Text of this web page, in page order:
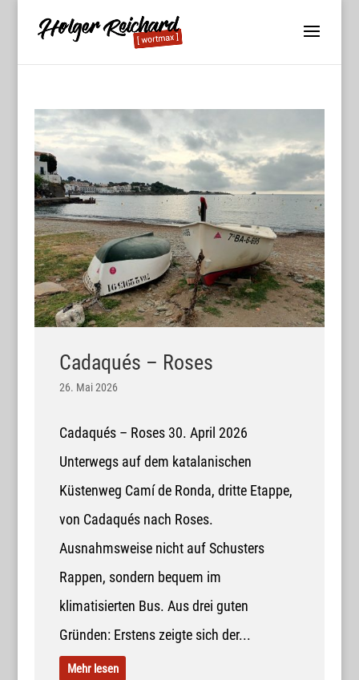
Cadaqués – Roses
26. Mai 2026
Cadaqués – Roses 30. April 2026
Unterwegs auf dem katalanischen
Küstenweg Camí de Ronda, dritte Etappe,
von Cadaqués nach Roses.
Ausnahmsweise nicht auf Schusters
Rappen, sondern bequem im
klimatisierten Bus. Aus drei guten
Gründen: Erstens zeigte sich der...
Mehr lesen